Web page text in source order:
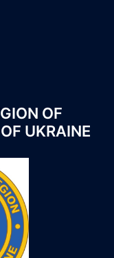
OF
UKRAINE